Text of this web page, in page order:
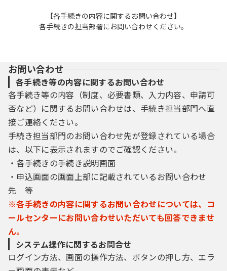
【各手続きの内容に関するお問い合わせ】
各手続きの担当部署にお問い合わせください。
お問い合わせ
各手続き等の内容に関するお問い合わせ
各手続き等の内容（制度、必要書類、入力内容、申請可
否など）に関するお問い合わせは、手続き担当部門へ直
接ご連絡ください。
手続き担当部門のお問い合わせ先が登録されている場合
は、以下に表示されますのでご確認ください。
・各手続きの手続き説明画面
・申込画面の画面上部に記載されているお問い合わせ
先 等
※各手続きの内容に関するお問い合わせについては、コ
ールセンターにお問い合わせいただいても回答できませ
ん。
システム操作に関するお問合せ
ログイン方法、画面の操作方法、ボタンの押し方、エラ